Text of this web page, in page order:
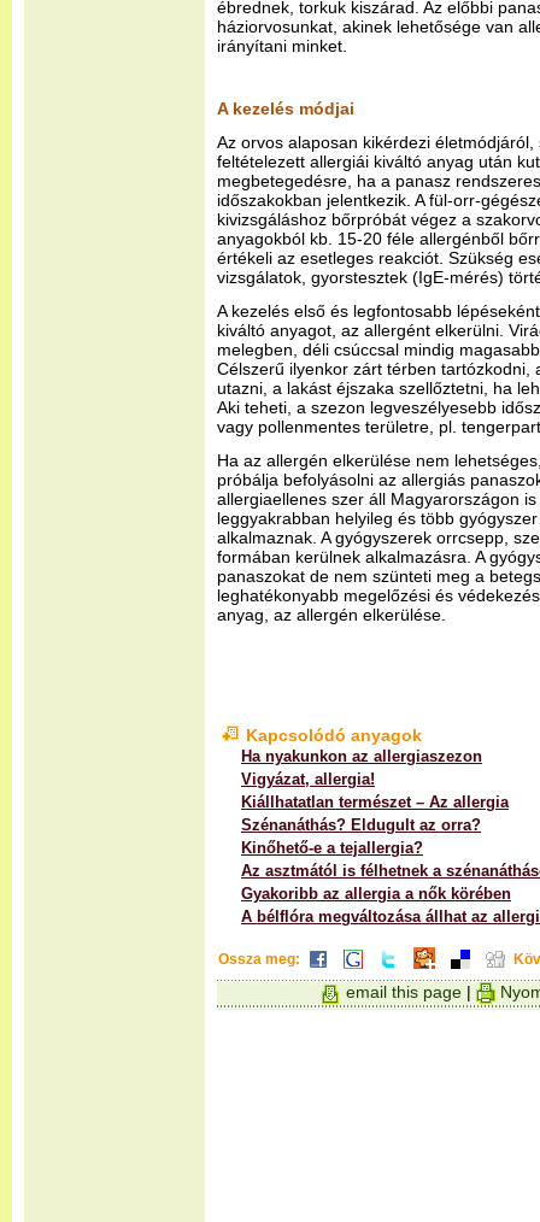
ébrednek, torkuk kiszárad. Az előbbi
háziorvosunkat, akinek lehetősége van
irányítani minket.
A kezelés módjai
Az orvos alaposan kikérdezi
feltételezett allergiái kiváltó anyag után
megbetegedésre, ha a panasz
időszakokban jelentkezik. A fül-orr-
kivizsgáláshoz bőrpróbát végez a
anyagokból kb. 15-20 féle allergénből
értékeli az esetleges reakciót. Szükség
vizsgálatok, gyorstesztek (IgE-mérés)
A kezelés első és legfontosabb
kiváltó anyagot, az allergént elkerülni.
melegben, déli csúccsal mindig
Célszerű ilyenkor zárt térben tartózkodni,
utazni, a lakást éjszaka szellőztetni, ha
Aki teheti, a szezon legveszélyesebb
vagy pollenmentes területre, pl.
Ha az allergén elkerülése nem
próbálja befolyásolni az allergiás
allergiaellenes szer áll Magyarországon
leggyakrabban helyileg és több
alkalmaznak. A gyógyszerek orrcsepp,
formában kerülnek alkalmazásra. A
panaszokat de nem szünteti meg a
leghatékonyabb megelőzési és
anyag, az allergén elkerülése.
Kapcsolódó anyagok
Ha nyakunkon az allergiaszezon
Vigyázat, allergia!
Kiállhatatlan természet – Az allergia
Szénanáthás? Eldugult az orra?
Kinőhető-e a tejallergia?
Az asztmától is félhetnek a
Gyakoribb az allergia a nők körében
A bélflóra megváltozása állhat az
Ossza meg:
email this page |